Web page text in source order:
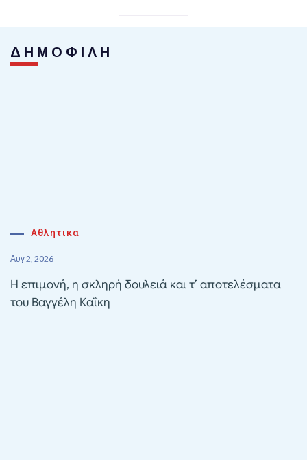
ΔΗΜΟΦΙΛΗ
Αθλητικα
Αυγ 2, 2026
Η επιμονή, η σκληρή δουλειά και τ’ αποτελέσματα
του Βαγγέλη Καΐκη